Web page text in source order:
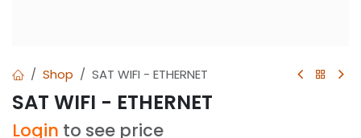
Shop SAT WIFI - ETHERNET
SAT WIFI - ETHERNET
Login to see price